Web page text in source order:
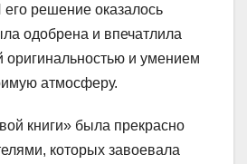
его решение оказалось
одобрена и впечатлила
оригинальностью и умением
атмосферу.
книги» была прекрасно
которых завоевала